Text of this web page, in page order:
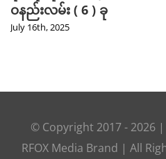
ဝနည်းလမ်း ( 6 ) ခု
July 16th, 2025
© Copyright 2017 - 2026 |
RFOX Media Brand | All